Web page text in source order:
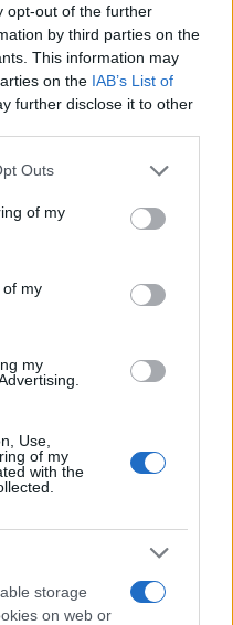
opt-out of the further
by third parties on the
This information may
on the IAB’s List of
further disclose it to other
one or more Google
You may click to
its third-party tags to
in below Google
Outs
of my
of my
my
Use,
of my
with the
storage
on web or
i vincitori del